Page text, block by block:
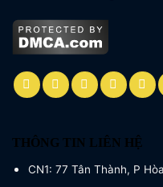
THÔNG TIN LIÊN HỆ
CN1: 77 Tân Thành, P